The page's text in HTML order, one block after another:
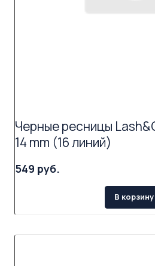
Черные ресницы
14 mm (16 линий)
549 руб.
В корзину